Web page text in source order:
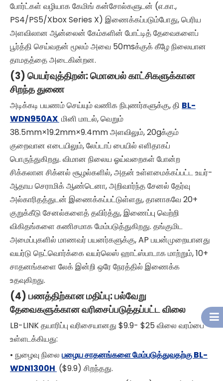
போர்ட்கள் வழியாக கேமிங் கன்சோல்களுடன் (எ.கா.,
PS4/PS5/Xbox Series X) இணைக்கப்படும்போது, ​​பெரிய
அளவிலான ஆன்லைன் கேம்களின் போட்டித் தேவைகளைப்
பூர்த்தி செய்வதன் மூலம் அவை 50msக்குக் கீழே நிலையான
தாமதத்தை அடைகின்றன.
(3) பெயர்வுத்திறன்: மொபைல் காட்சிகளுக்கான
சிறந்த துணை
அடிக்கடி பயணம் செய்யும் வணிக நிபுணர்களுக்கு, தி BL-
WDN950AX மினி மாடல், வெறும்
38.5mm×19.2mm×9.4mm அளவிலும், 20gக்கும்
குறைவான எடையிலும், லேப்டாப் பையில் எளிதாகப்
பொருந்துகிறது. விமான நிலைய ஓய்வறைகள் போன்ற
சிக்கலான சிக்னல் சூழல்களில், அதன் உள்ளமைக்கப்பட்ட உயர்-
ஆதாய செராமிக் ஆண்டெனா, அறிவார்ந்த சேனல் தேர்வு
அல்காரிதத்துடன் இணைக்கப்பட்டுள்ளது, தானாகவே 20+
குறுக்கீடு சேனல்களைத் தவிர்த்து, இணைப்பு வெற்றி
விகிதங்களை கணிசமாக மேம்படுத்துகிறது. தங்குமிட
அமைப்புகளில் மாணவர் பயனர்களுக்கு, AP பயன்முறையானது
வயர்டு நெட்வொர்க்கை வயர்லெஸ் ஹாட்ஸ்பாடாக மாற்றும், 10+
சாதனங்களை லேக் இன்றி ஒரே நேரத்தில் இணைக்க
உதவுகிறது.
(4) பணத்திற்கான மதிப்பு: பல்வேறு
தேவைகளுக்கான வரிசைப்படுத்தப்பட்ட விலை
LB-LINK தயாரிப்பு வரிசையானது $9.9- $25 விலை வரம்பை
உள்ளடக்கியது:
• நுழைவு நிலை பழைய சாதனங்களை மேம்படுத்துவதற்கு BL-
WDN1300H ($9.9) சிறந்தது.